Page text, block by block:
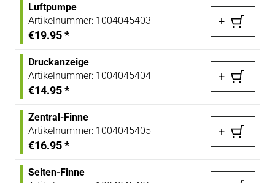
Luftpumpe
Artikelnummer: 1004045403
€19.95*
+
Druckanzeige
Artikelnummer: 1004045404
€14.95*
+
Zentral-Finne
Artikelnummer: 1004045405
€16.95*
+
Seiten-Finne